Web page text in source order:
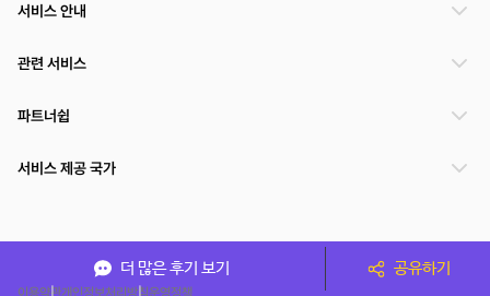
더 많은 후기 보기 공유하기
서비스 안내
관련 서비스
파트너쉽
서비스 제공 국가
이용약관개인정보처리방침운영정책